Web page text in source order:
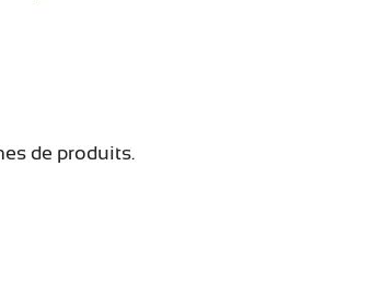
de produits.